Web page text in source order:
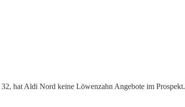
hat Aldi Nord keine Löwenzahn Angebote im Prospekt.